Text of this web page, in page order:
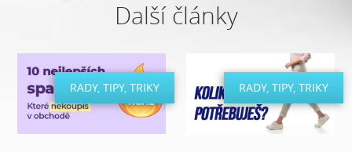
Další články
RADY, TIPY, TRIKY RADY, TIPY, TRIKY